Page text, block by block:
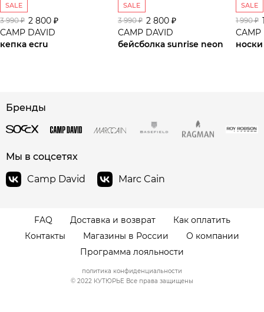
SALE
3 990 ₽ 2 800 ₽
CAMP DAVID
кепка ecru
SALE
3 990 ₽ 2 800 ₽
CAMP DAVID
бейсболка sunrise neon
SALE
1 990 ₽
CAMP
Бренды
Мы в соцсетях
Camp David
Marc Cain
FAQ Доставка и возврат
Как оплатить
Контакты
Магазины в России
О компании
Программа лояльности
© 2022 КУТЮРЬЕ Все права защищены
политика конфиденциальности